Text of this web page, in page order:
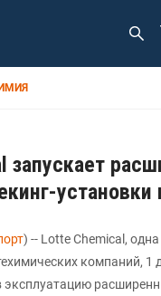
запускает
установки
) -- Lotte Chemical,
компаний, 1
эксплуатацию